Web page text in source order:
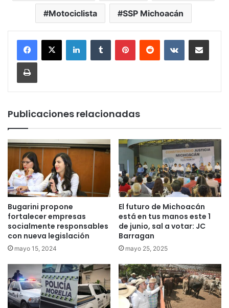
Motociclista SSP Michoacán
LinkedInTumblr PinterestReddit VKontakteCompartir por
Imprimir
Publicaciones relacionadas
Bugarini propone
fortalecer empresas
socialmente responsables
con nueva legislación
mayo 15, 2024
El futuro de Michoacán
está en tus manos este 1
de junio, sal a votar: JC
Barragan
mayo 25, 2025